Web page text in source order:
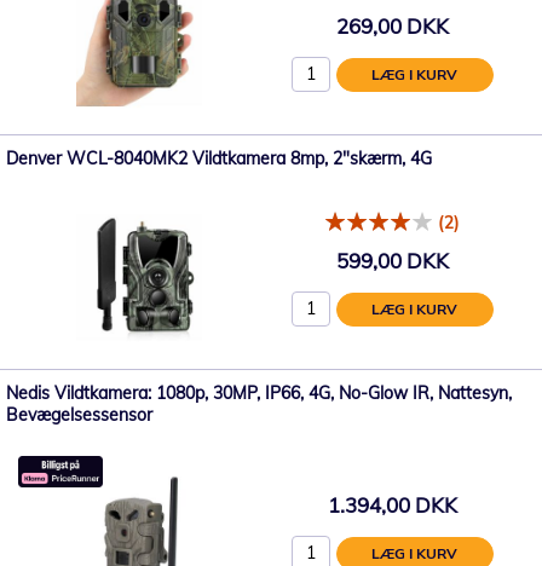
269,00 DKK
LÆG I KURV
Denver WCL-8040MK2 Vildtkamera 8mp, 2"skærm, 4G
(2)
599,00 DKK
LÆG I KURV
Nedis Vildtkamera: 1080p, 30MP, IP66, 4G, No-Glow IR, Nattesyn,
Bevægelsessensor
1.394,00 DKK
LÆG I KURV